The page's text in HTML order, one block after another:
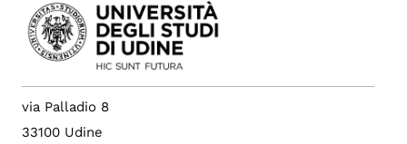
via Palladio 8
33100 Udine